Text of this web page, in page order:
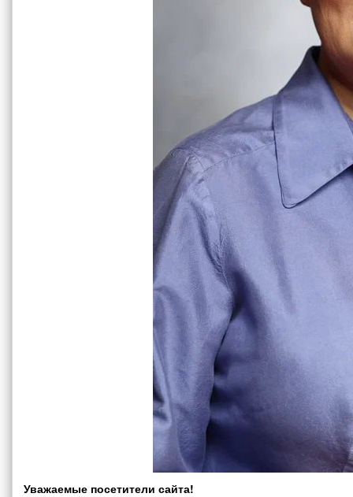
Уважаемые посетители сайта!